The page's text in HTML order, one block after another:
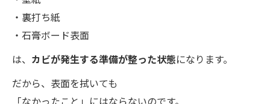
・裏打ち紙
・石膏ボード表面
は、 カビが発生する準備が整った状態になります。
だから、表面を拭いても
「なかったこと」にはならないのです。